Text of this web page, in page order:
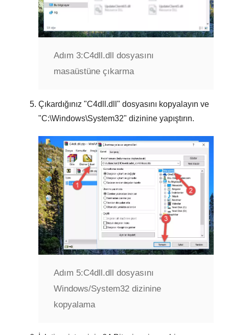
Adım 3:C4dll.dll dosyasını
masaüstüne çıkarma
Çıkardığınız "C4dll.dll " dosyasını kopyalayın ve
"C:\Windows\System32" dizinine yapıştırın.
Adım 5:C4dll.dll dosyasını
Windows/System32 dizinine
kopyalama